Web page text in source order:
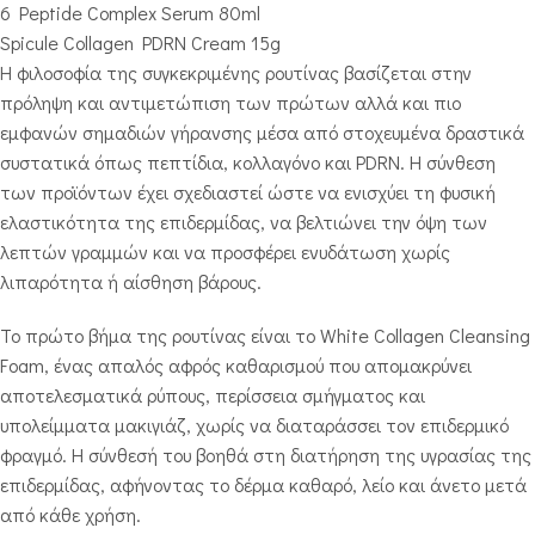
6 Peptide Complex Serum 80ml
Spicule Collagen PDRN Cream 15g
Η φιλοσοφία της συγκεκριμένης ρουτίνας βασίζεται στην
πρόληψη και αντιμετώπιση των πρώτων αλλά και πιο
εμφανών σημαδιών γήρανσης μέσα από στοχευμένα δραστικά
συστατικά όπως πεπτίδια, κολλαγόνο και PDRN. Η σύνθεση
των προϊόντων έχει σχεδιαστεί ώστε να ενισχύει τη φυσική
ελαστικότητα της επιδερμίδας, να βελτιώνει την όψη των
λεπτών γραμμών και να προσφέρει ενυδάτωση χωρίς
λιπαρότητα ή αίσθηση βάρους.
Το πρώτο βήμα της ρουτίνας είναι το White Collagen Cleansing
Foam, ένας απαλός αφρός καθαρισμού που απομακρύνει
αποτελεσματικά ρύπους, περίσσεια σμήγματος και
υπολείμματα μακιγιάζ, χωρίς να διαταράσσει τον επιδερμικό
φραγμό. Η σύνθεσή του βοηθά στη διατήρηση της υγρασίας της
επιδερμίδας, αφήνοντας το δέρμα καθαρό, λείο και άνετο μετά
από κάθε χρήση.